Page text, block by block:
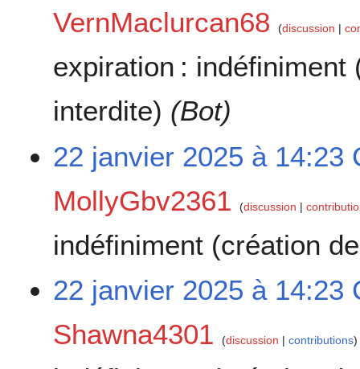
VernMaclurcan68
discussion
expiration : indéfiniment
interdite) (Bot)
22 janvier 2025 à 14:23
MollyGbv2361
discussion
indéfiniment (création
22 janvier 2025 à 14:23
Shawna4301
discussion contributions